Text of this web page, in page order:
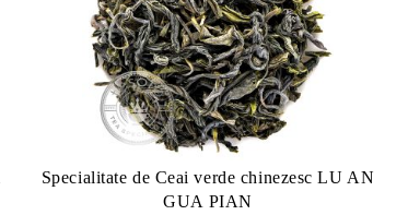
Specialitate de Ceai verde chinezesc LU AN
GUA PIAN